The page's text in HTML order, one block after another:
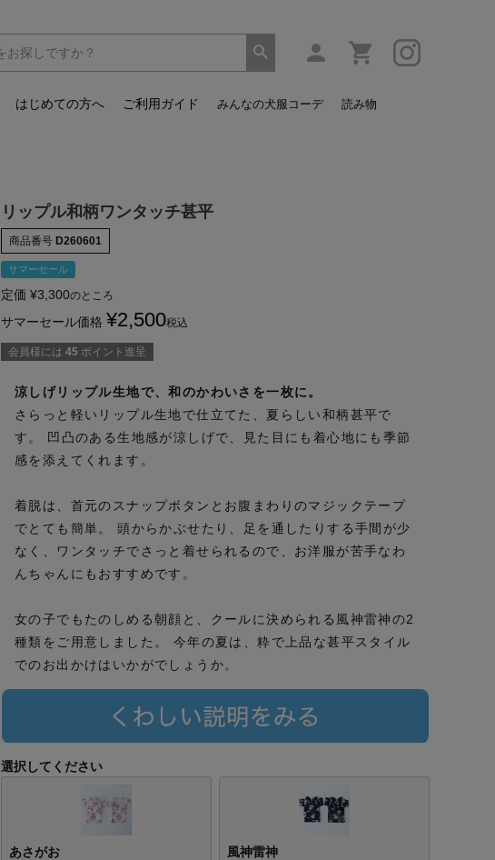
はじめての方へ ご利用ガイド みんなの犬服コーデ 読み物
リップル和柄ワンタッチ甚平
商品番号 D260601
サマーセール
定価 ¥3,300のところ
サマーセール価格 ¥2,500税込
会員様には 45 ポイント進呈
涼しげリップル生地で、和のかわいさを一枚に。
さらっと軽いリップル生地で仕立てた、夏らしい和柄甚平で
す。 凹凸のある生地感が涼しげで、見た目にも着心地にも季節
感を添えてくれます。
着脱は、首元のスナップボタンとお腹まわりのマジックテープ
でとても簡単。 頭からかぶせたり、足を通したりする手間が少
なく、ワンタッチでさっと着せられるので、お洋服が苦手なわ
んちゃんにもおすすめです。
女の子でもたのしめる朝顔と、クールに決められる風神雷神の2
種類をご用意しました。 今年の夏は、粋で上品な甚平スタイル
でのお出かけはいかがでしょうか。
選択してください
あさがお 風神雷神